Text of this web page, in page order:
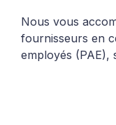
Nous vous
fournisseurs en
employés (PAE),